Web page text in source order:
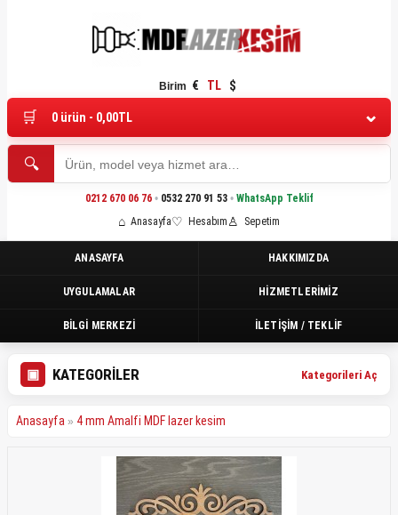
Birim € TL $
0 ürün - 0,00TL
0212 670 06 76 • 0532 270 91 53 • WhatsApp Teklif
Anasayfa
Hesabım Sepetim
ANASAYFA HAKKIMIZDA
UYGULAMALAR HIZMETLERIMIZ
BILGI MERKEZI İLETIŞIM / TEKLIF
KATEGORILER
Anasayfa » 4 mm Amalfi MDF lazer kesim